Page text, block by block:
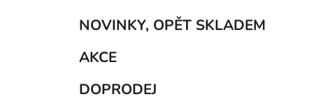
Přeskočit
kategorie
NOVINKY, OPĚT SKLADEM
AKCE
DOPRODEJ